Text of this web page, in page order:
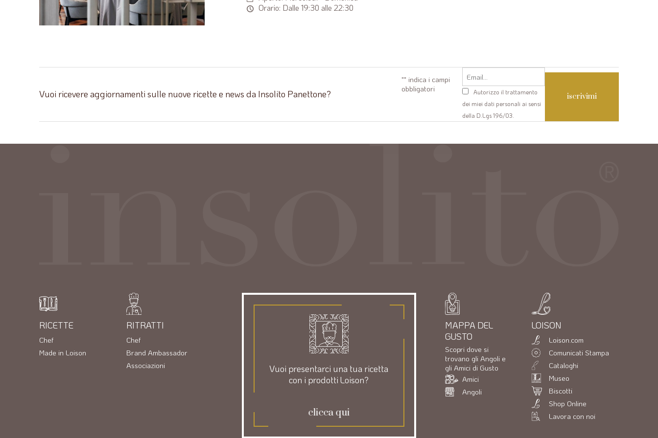
Orario: Dalle 19:30 alle 22:30
Vuoi ricevere aggiornamenti sulle nuove ricette e news da Insolito Panettone?
"" indica i campi
obbligatori
Email
PrivacyAutorizzo il trattamento
dei miei dati personali ai sensi
della D.Lgs 196/03.
RICETTE
Chef
Made in Loison
RITRATTI
Chef
Brand Ambassador
Associazioni
Vuoi presentarci una tua ricetta
con i prodotti Loison?
clicca qui
MAPPA DEL
GUSTO
Scopri dove si
trovano gli Angoli e
gli Amici di Gusto
Amici
Angoli
LOISON
Loison.com
Comunicati Stampa
Cataloghi
Museo
Biscotti
Shop Online
Lavora con noi